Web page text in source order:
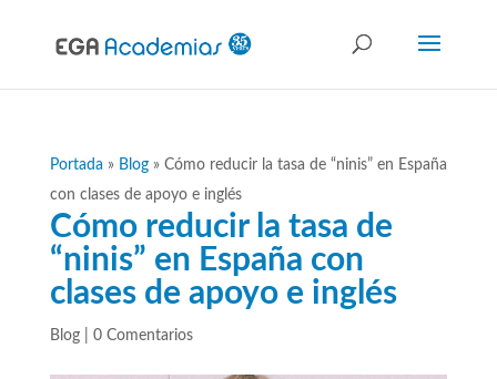
Portada» Blog» Cómo reducir la tasa de “ninis” en España
con clases de apoyo e inglés
Cómo reducir la tasa de
“ninis” en España con
clases de apoyo e inglés
Blog| 0 Comentarios